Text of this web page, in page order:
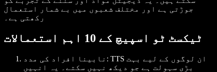
جوڑتی ہے اور مختلف شعبوں میں بے شمار استعمال
رکھتی ہے۔
ٹیکسٹ ٹو اسپیچ کے 10 اہم استعمالات
نابینا افراد کی مدد : TTS ان لوگوں کے لیے بہت
بڑی سہولت ہے جو دیکھ نہیں سکتے۔ یہ انہیں